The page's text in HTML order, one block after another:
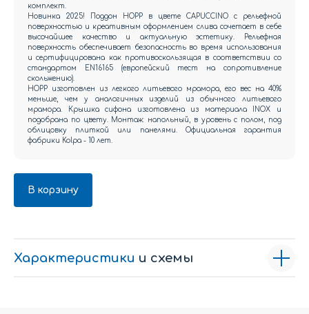
комплект.
Новинка 2025! Поддон HOPP в цвете CAPUCCINO с рельефной
поверхностью и креативным оформлением слива сочетает в себе
высочайшее качество и актуальную эстетику. Рельефная
поверхность обеспечивает безопасность во время использования
и сертифицирована как противоскользящая в соответствии со
стандартом EN16165 (европейский тест на сопротивление
скольжению).
HOPP изготовлен из легкого литьевого мрамора, его вес на 40%
меньше, чем у аналогичных изделий из обычного литьевого
мрамора. Крышка сифона изготовлена из материала INOX и
подобрана по цвету. Монтаж: напольный, в уровень с полом, под
облицовку плиткой или панелями. Официальная гарантия
фабрики Kolpa - 10 лет.
В корзину
Характеристики и схемы